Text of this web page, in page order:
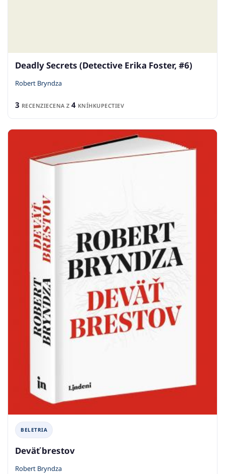
Deadly Secrets (Detective Erika Foster, #6)
Robert Bryndza
3 RECENZIECENA Z 4 KNÍHKUPECTIEV
BELETRIA
Deväť brestov
Robert Bryndza